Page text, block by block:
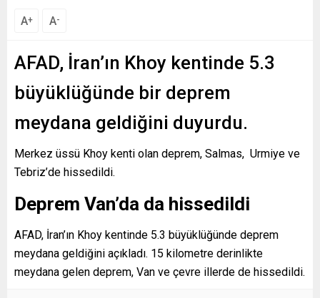
A+ A-
AFAD, İran’ın Khoy kentinde 5.3
büyüklüğünde bir deprem
meydana geldiğini duyurdu.
Merkez üssü Khoy kenti olan deprem, Salmas, Urmiye ve
Tebriz’de hissedildi.
Deprem Van’da da hissedildi
AFAD, İran’ın Khoy kentinde 5.3 büyüklüğünde deprem
meydana geldiğini açıkladı. 15 kilometre derinlikte
meydana gelen deprem, Van ve çevre illerde de hissedildi.